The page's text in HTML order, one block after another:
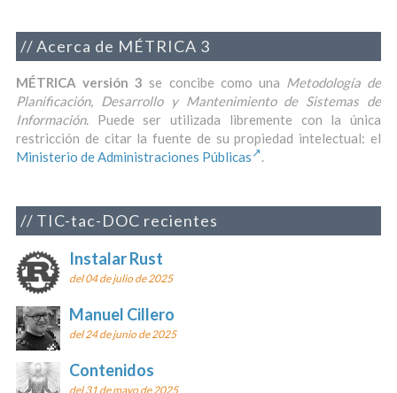
Acerca de MÉTRICA 3
MÉTRICA versión 3 se concibe como una Metodología de
Planificación, Desarrollo y Mantenimiento de Sistemas de
Información. Puede ser utilizada libremente con la única
restricción de citar la fuente de su propiedad intelectual: el
Ministerio de Administraciones Públicas
.
TIC-tac-DOC recientes
Instalar Rust
del 04 de julio de 2025
Manuel Cillero
del 24 de junio de 2025
Contenidos
del 31 de mayo de 2025